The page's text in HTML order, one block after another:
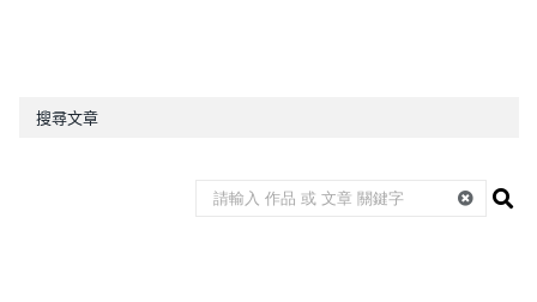
搜尋文章